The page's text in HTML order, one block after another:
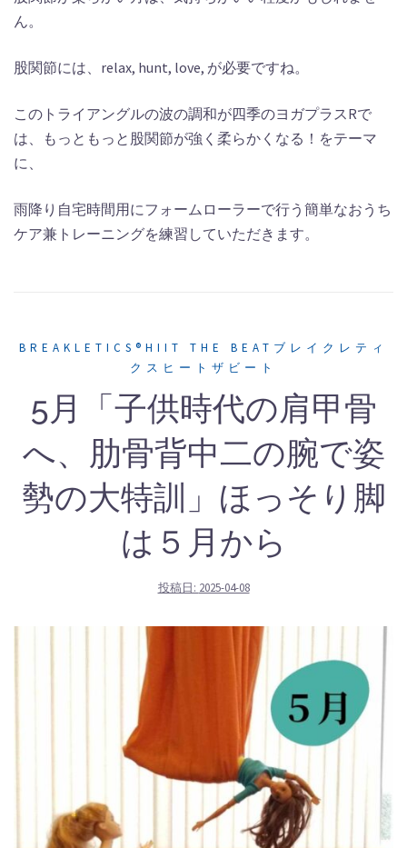
ん。
股関節には、relax, hunt, love, が必要ですね。
このトライアングルの波の調和が四季のヨガプラスRで
は、もっともっと股関節が強く柔らかくなる！をテーマ
に、
雨降り自宅時間用にフォームローラーで行う簡単なおうち
ケア兼トレーニングを練習していただきます。
BREAKLETICS®HIIT THE BEATブレイクレティ
クスヒートザビート
5月「子供時代の肩甲骨
へ、肋骨背中二の腕で姿
勢の大特訓」ほっそり脚
は５月から
投稿日: 2025-04-08